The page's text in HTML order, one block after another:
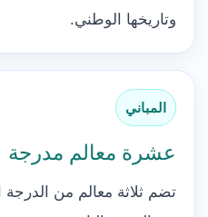
وتاريخها الوطني.
المباني
عشرة معالم مدرجة
تضم ثلاثة معالم من الدرجة